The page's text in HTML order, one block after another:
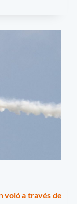
voló a través de